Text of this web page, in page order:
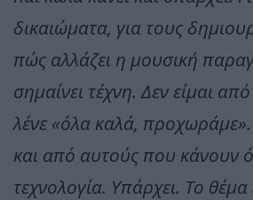
δικαιώματα, για τους
πώς αλλάζει η μουσική
σημαίνει τέχνη. Δεν είμαι
λένε «όλα καλά, προχωράμε».
και από αυτούς που κάνουν
τεχνολογία. Υπάρχει. Το θέμα